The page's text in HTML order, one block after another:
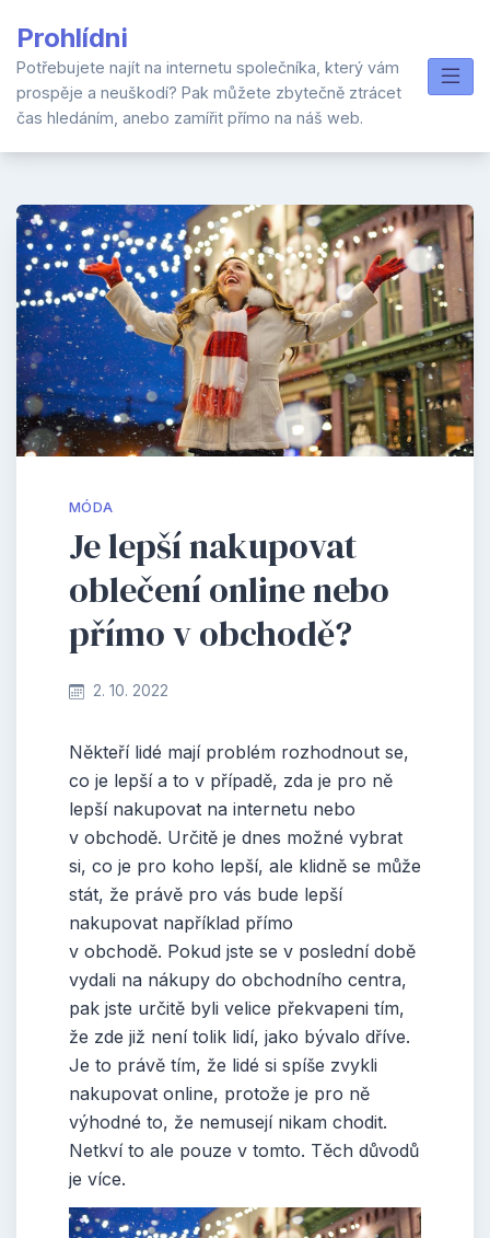
content
Prohlídni
Potřebujete najít na internetu společníka, který vám
prospěje a neuškodí? Pak můžete zbytečně ztrácet
čas hledáním, anebo zamířit přímo na náš web.
MÓDA
Je lepší nakupovat
oblečení online nebo
přímo v obchodě?
2. 10. 2022
Někteří lidé mají problém rozhodnout se,
co je lepší a to v případě, zda je pro ně
lepší nakupovat na internetu nebo
v obchodě. Určitě je dnes možné vybrat
si, co je pro koho lepší, ale klidně se může
stát, že právě pro vás bude lepší
nakupovat například přímo
v obchodě. Pokud jste se v poslední době
vydali na nákupy do obchodního centra,
pak jste určitě byli velice překvapeni tím,
že zde již není tolik lidí, jako bývalo dříve.
Je to právě tím, že lidé si spíše zvykli
nakupovat online, protože je pro ně
výhodné to, že nemusejí nikam chodit.
Netkví to ale pouze v tomto. Těch důvodů
je více.